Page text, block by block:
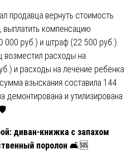
продавца вернуть стоимость
выплатить компенсацию
000 руб.) и штраф (22 500 руб.).
возместил расходы на
и расходы на лечение ребёнка
взыскания составила 144
демонтирована и утилизирована
диван-книжка с запахом
поролон 🛋️🆘